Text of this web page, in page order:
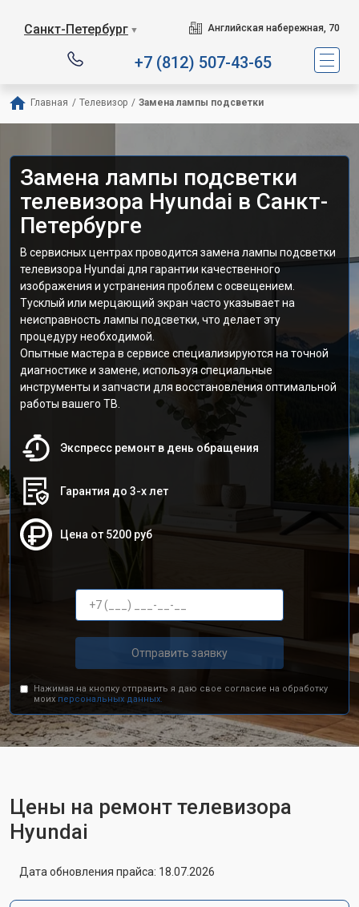
Санкт-Петербург ▼ Английская набережная, 70
+7 (812) 507-43-65
Главная / Телевизор / Замена лампы подсветки
Замена лампы подсветки
телевизора Hyundai в Санкт-
Петербурге
В сервисных центрах проводится замена лампы подсветки
телевизора Hyundai для гарантии качественного
изображения и устранения проблем с освещением.
Тусклый или мерцающий экран часто указывает на
неисправность лампы подсветки, что делает эту
процедуру необходимой.
Опытные мастера в сервисе специализируются на точной
диагностике и замене, используя специальные
инструменты и запчасти для восстановления оптимальной
работы вашего ТВ.
Экспресс ремонт в день обращения
Гарантия до 3-х лет
Цена от 5200 руб
Отправить заявку
Нажимая на кнопку отправить я даю свое согласие на обработку
моих персональных данных.
Цены на ремонт телевизора
Hyundai
Дата обновления прайса: 18.07.2026